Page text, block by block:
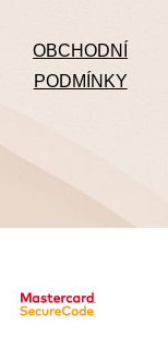
OBCHODNÍ
PODMÍNKY